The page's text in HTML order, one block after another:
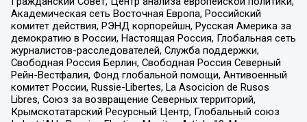
Академическая сеть Восточная Европа, Российский
комитет действия, РЭНД корпорейшн, Русская Америка за
демократию в России, Настоящая Россия, Глобальная сеть
журналистов-расследователей, Служба поддержки,
Свободная Россия Берлин, Свободная Россия Северный
Рейн-Вестфалия, Фонд глобальной помощи, Антивоенный
комитет России, Russie-Libertes, La Asocicion de Rusos
Libres, Союз за возвращение Северных территорий,
Крымскотатарский Ресурсный Центр, Глобальный союз